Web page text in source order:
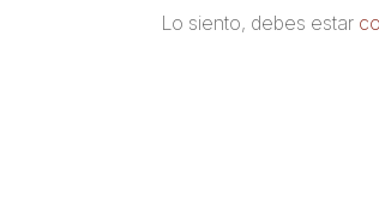
Lo siento, debes estar